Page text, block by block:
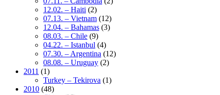
12.02. – Haiti (2)
07.13. – Vietnam (12)
12.04. – Bahamas (3)
08.03. – Chile (9)
04.22. – Istanbul (4)
07.30. – Argentina (12)
08.08. – Uruguay (2)
2011 (1)
Turkey – Tekirova (1)
2010 (48)